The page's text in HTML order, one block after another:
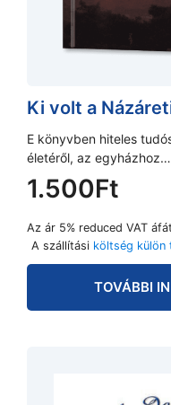
Ki volt a
E könyvben hiteles
életéről, az egyházhoz…
1.500Ft
Az ár 5% reduced VAT
A szállítási költség külön
TOVÁBBI